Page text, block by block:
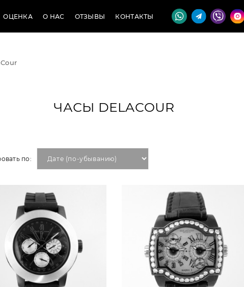
ОЦЕНКА О НАС ОТЗЫВЫ КОНТАКТЫ
ЧАСЫ DELACOUR
по: